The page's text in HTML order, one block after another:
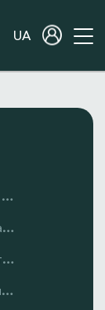
UA
Угода користувача Acceptcoin
Реферальна програма
Як почати використовувати Acceptcoin?
Мінімальна сума платежів